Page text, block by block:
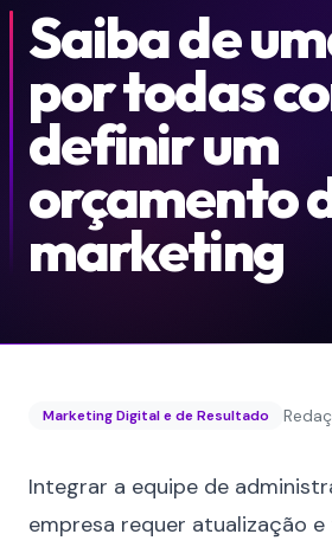
Saiba de
por todas
definir um
orçamento
marketing
Marketing Digital e de Resultado
Integrar a equipe de
empresa requer atualização